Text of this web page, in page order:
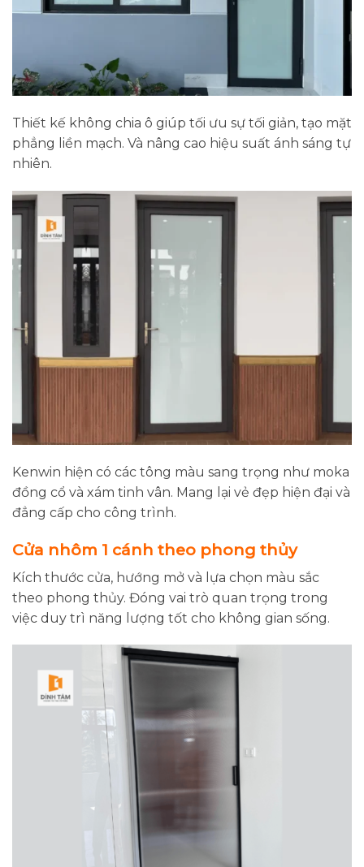
Thiết kế không chia ô giúp tối ưu sự tối giản, tạo mặt
phẳng liền mạch. Và nâng cao hiệu suất ánh sáng tự
nhiên.
Kenwin hiện có các tông màu sang trọng như moka
đồng cổ và xám tinh vân. Mang lại vẻ đẹp hiện đại và
đẳng cấp cho công trình.
Cửa nhôm 1 cánh theo phong thủy
Kích thước cửa, hướng mở và lựa chọn màu sắc
theo phong thủy. Đóng vai trò quan trọng trong
việc duy trì năng lượng tốt cho không gian sống.